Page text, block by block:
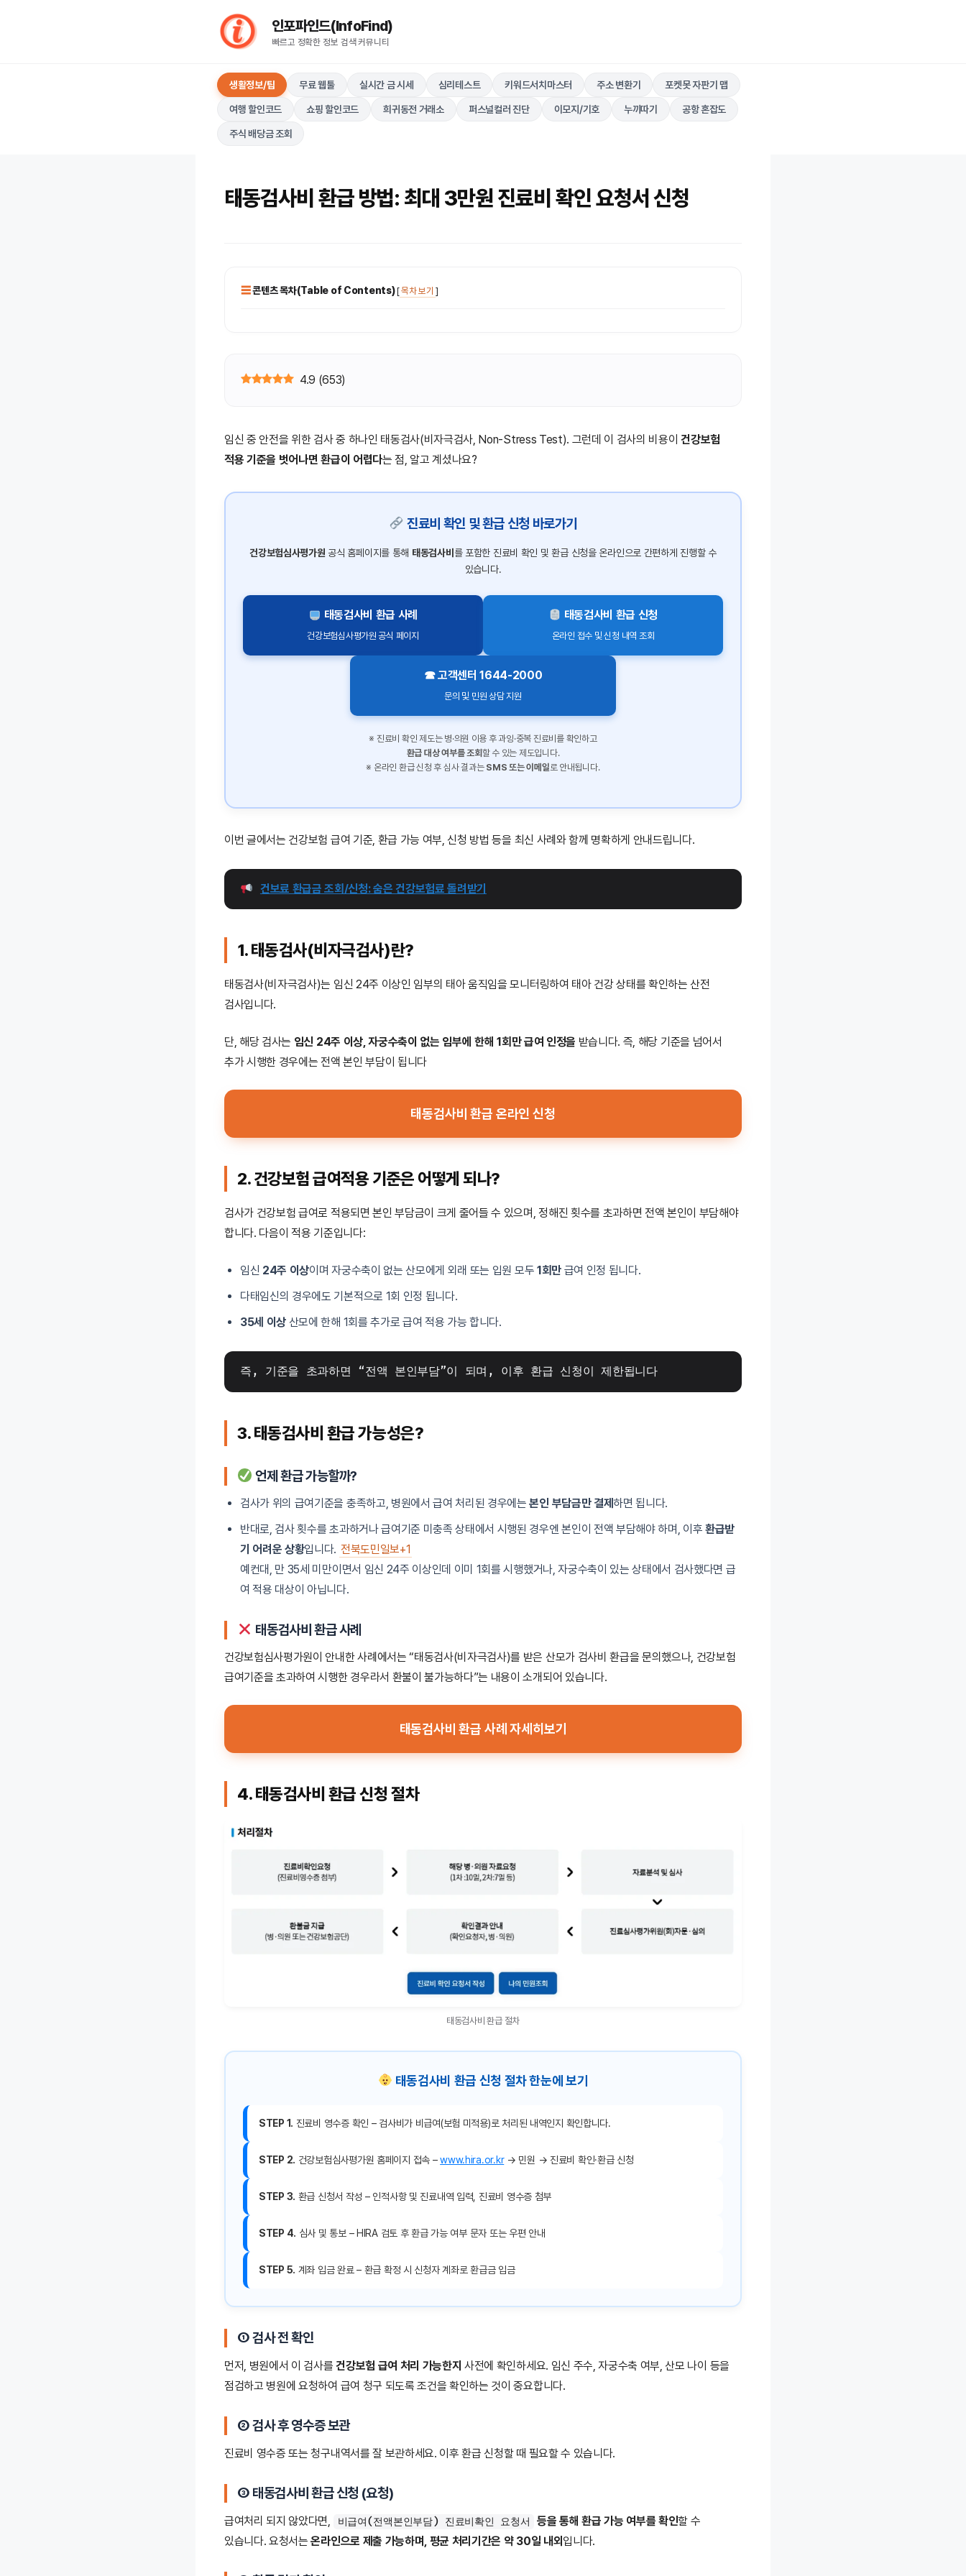
인포파인드(InfoFind)​​​​
빠르고 정확한 정보 검색 커뮤니티
생활정보/팁 무료 웹툴 실시간 금 시세 심리테스트 키워드서치마스터 주소 변환기 포켓못 자판기 맵
여행 할인코드 쇼핑 할인코드 희귀동전 거래소 퍼스널컬러 진단 이모지/기호 누끼따기 공항 혼잡도
주식 배당금 조회
태동검사비 환급 방법: 최대 3만원 진료비 확인 요청서 신청
콘텐츠 목차(Table of Contents)[목차 보기 ]
4.9 (653)
임신 중 안전을 위한 검사 중 하나인 태동검사(비자극검사, Non-Stress Test). 그런데 이 검사의 비용이건강보험
적용 기준을 벗어나면 환급이 어렵다는 점, 알고 계셨나요?
진료비 확인 및 환급 신청 바로가기
건강보험심사평가원 공식 홈페이지를 통해 태동검사비 를 포함한 진료비 확인 및 환급 신청을 온라인으로 간편하게 진행할 수
있습니다.
태동검사비 환급 사례
건강보험심사평가원 공식 페이지
태동검사비 환급 신청
온라인 접수 및 신청 내역 조회
☎ 고객센터 1644-2000
문의 및 민원 상담 지원
※ 진료비 확인 제도는 병·의원 이용 후 과잉·중복 진료비를 확인하고
환급 대상 여부를 조회 할 수 있는 제도입니다.
※ 온라인 환급 신청 후 심사 결과는 SMS 또는 이메일로 안내됩니다.
이번 글에서는 건강보험 급여 기준, 환급 가능 여부, 신청 방법 등을 최신 사례와 함께 명확하게 안내드립니다.
건보료 환급금 조회/신청: 숨은 건강보험료 돌려받기
1. 태동검사(비자극검사)란?
태동검사(비자극검사)는 임신 24주 이상인 임부의 태아 움직임을 모니터링하여 태아 건강 상태를 확인하는 산전
검사입니다.
단, 해당 검사는 임신 24주 이상, 자궁수축이 없는 임부에 한해 1회만 급여 인정을 받습니다. 즉, 해당 기준을 넘어서
추가 시행한 경우에는 전액 본인 부담이 됩니다
태동검사비 환급 온라인 신청
2. 건강보험 급여적용 기준은 어떻게 되나?
검사가 건강보험 급여로 적용되면 본인 부담금이 크게 줄어들 수 있으며, 정해진 횟수를 초과하면 전액 본인이 부담해야
합니다. 다음이 적용 기준입니다:
임신 24주 이상이며 자궁수축이 없는 산모에게 외래 또는 입원 모두 1회만급여 인정 됩니다.
다태임신의 경우에도 기본적으로 1회 인정 됩니다.
35세 이상 산모에 한해 1회를 추가로 급여 적용 가능 합니다.
즉, 기준을 초과하면 “전액 본인부담”이 되며, 이후 환급 신청이 제한됩니다
3. 태동검사비 환급 가능성은?
언제 환급 가능할까?
검사가 위의 급여기준을 충족하고, 병원에서 급여 처리된 경우에는본인 부담금만 결제하면 됩니다.
반대로, 검사 횟수를 초과하거나 급여기준 미충족 상태에서 시행된 경우엔 본인이 전액 부담해야 하며, 이후환급받
기 어려운 상황입니다. 전북도민일보+1
예컨대, 만 35세 미만이면서 임신 24주 이상인데 이미 1회를 시행했거나, 자궁수축이 있는 상태에서 검사했다면 급
여 적용 대상이 아닙니다.
태동검사비 환급 사례
건강보험심사평가원이 안내한 사례에서는 “태동검사(비자극검사)를 받은 산모가 검사비 환급을 문의했으나, 건강보험
급여기준을 초과하여 시행한 경우라서 환불이 불가능하다”는 내용이 소개되어 있습니다.
태동검사비 환급 사례 자세히보기
4. 태동검사비 환급 신청 절차
태동검사비 환급 절차
태동검사비 환급 신청 절차 한눈에 보기
STEP 1. 진료비 영수증 확인 – 검사비가 비급여(보험 미적용)로 처리된 내역인지 확인합니다.
STEP 2. 건강보험심사평가원 홈페이지 접속 –www.hira.or.kr→ 민원 → 진료비 확인·환급 신청
STEP 3. 환급 신청서 작성 – 인적사항 및 진료내역 입력, 진료비 영수증 첨부
STEP 4. 심사 및 통보 – HIRA 검토 후 환급 가능 여부 문자 또는 우편 안내
STEP 5. 계좌 입금 완료 – 환급 확정 시 신청자 계좌로 환급금 입금
① 검사 전 확인
먼저, 병원에서 이 검사를건강보험 급여 처리 가능한지 사전에 확인하세요. 임신 주수, 자궁수축 여부, 산모 나이 등을
점검하고 병원에 요청하여 급여 청구 되도록 조건을 확인하는 것이 중요합니다.
② 검사 후 영수증 보관
진료비 영수증 또는 청구내역서를 잘 보관하세요. 이후 환급 신청할 때 필요할 수 있습니다.
③ 태동검사비 환급 신청 (요청)
급여처리 되지 않았다면, 비급여(전액본인부담) 진료비확인 요청서 등을 통해 환급 가능 여부를 확인할 수
있습니다. 요청서는온라인으로 제출 가능하며, 평균 처리기간은 약 30일 내외 입니다.